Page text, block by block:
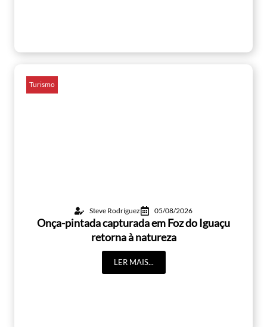
Turismo
Steve Rodríguez 05/08/2026
Onça-pintada capturada em Foz do Iguaçu
retorna à natureza
LER MAIS...